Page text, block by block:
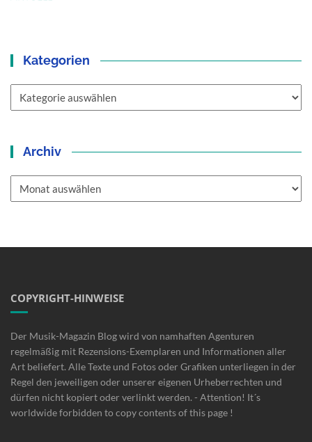
Kategorien
Archiv
COPYRIGHT-HINWEISE
Der Musik-Magazin Blog wird von namhaften Agenturen
regelmäßig mit Rezensions-Exemplaren und Informationen aller
Art beliefert. Alle Texte und Fotos oder Grafiken unterliegen in der
Regel den jeweiligen oder unserer eigenen Urheberrechten und
dürfen nicht kopiert oder verlinkt werden. - Attention! It´s
worldwide forbidden to copy contents of this page !